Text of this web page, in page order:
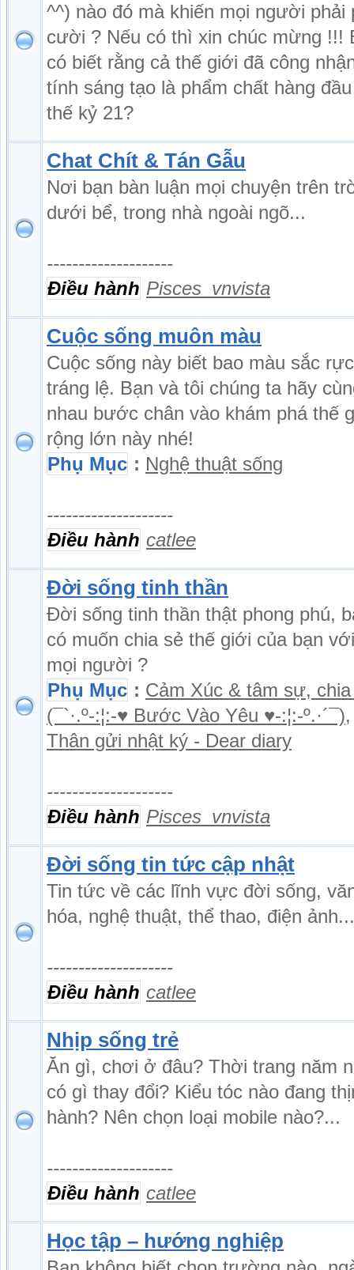
^^) nào đó mà khiến mọi người phải
cười ? Nếu có thì xin chúc mừng !!!
có biết rằng cả thế giới đã công
tính sáng tạo là phẩm chất hàng
thế kỷ 21?
Chat Chít & Tán Gẫu
Nơi bạn bàn luận mọi chuyện trên
dưới bể, trong nhà ngoài ngõ...
--------------------
Điều hành Pisces_vnvista
Cuộc sống muôn màu
Cuộc sống này biết bao màu sắc
tráng lệ. Bạn và tôi chúng ta hãy
nhau bước chân vào khám phá thế
rộng lớn này nhé!
Phụ Mục : Nghệ thuật sống
--------------------
Điều hành catlee
Đời sống tinh thần
Đời sống tinh thần thật phong phú,
có muốn chia sẻ thế giới của bạn với
mọi người ?
Phụ Mục : Cảm Xúc & tâm sự,
(¯`·.º-:¦:-♥ Bước Vào Yêu ♥-:¦:-º.·´¯),
Thân gửi nhật ký - Dear diary
--------------------
Điều hành Pisces_vnvista
Đời sống tin tức cập nhật
Tin tức về các lĩnh vực đời sống,
hóa, nghệ thuật, thể thao, điện ảnh...
--------------------
Điều hành catlee
Nhịp sống trẻ
Ăn gì, chơi ở đâu? Thời trang năm
có gì thay đổi? Kiểu tóc nào đang
hành? Nên chọn loại mobile nào?...
--------------------
Điều hành catlee
Học tập – hướng nghiệp